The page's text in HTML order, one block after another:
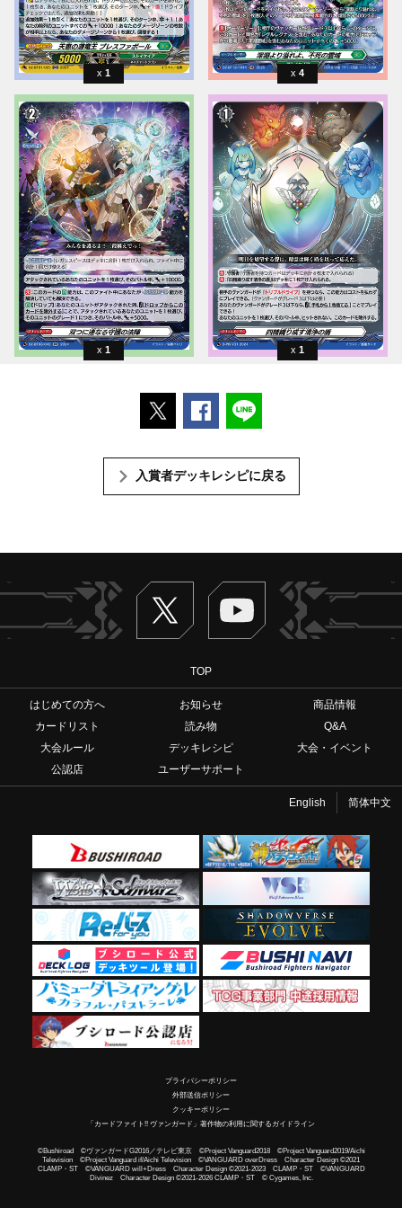
1 4
1 1
ポストするFacebookでシェアする
入賞者デッキレシピに戻る
Twitter ヴァンガードch
TOP
はじめての方へ お知らせ
商品情報
カードリスト
読み物
Q&A
大会ルール
デッキレシピ
大会・イベント
公認店
ユーザーサポート
English 简体中文
プライバシーポリシー
外部送信ポリシー
クッキーポリシー
「カードファイト!! ヴァンガード」著作物の利用に関するガイドライン
©Bushiroad ©ヴァンガードG2016／テレビ東京 ©Project Vanguard2018 ©Project Vanguard2019/Aichi
Television ©Project Vanguard if/Aichi Television ©VANGUARD overDress Character Design ©2021
CLAMP・ST ©VANGUARD will+Dress Character Design ©2021-2023 CLAMP・ST ©VANGUARD
Divinez Character Design ©2021-2026 CLAMP・ST © Cygames, Inc.